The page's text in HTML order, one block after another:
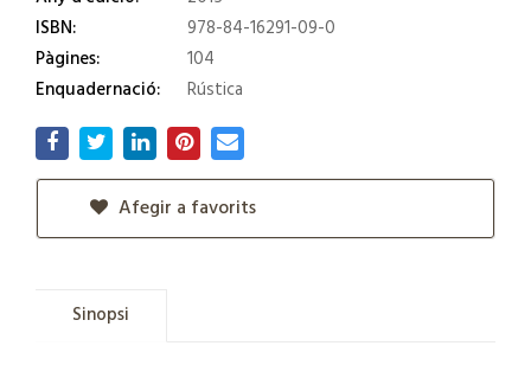
ISBN:
978-84-16291-09-0
Pàgines:
104
Enquadernació:
Rústica
Afegir a favorits
Sinopsi